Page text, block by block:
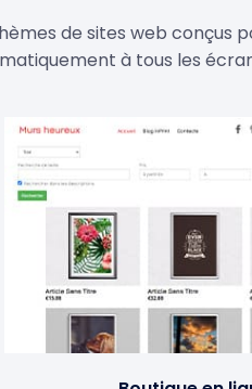
de sites web
à tous les